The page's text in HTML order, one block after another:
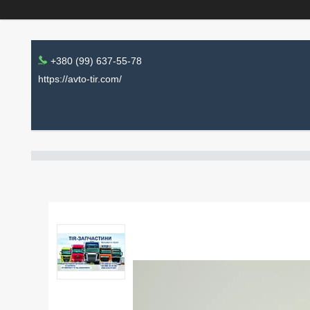
+380 (99) 637-55-78
https://avto-tir.com/